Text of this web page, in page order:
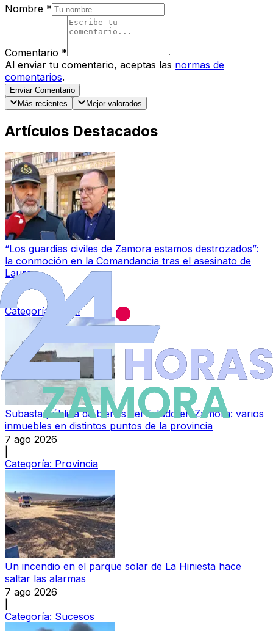
Nombre *
Comentario *
Al enviar tu comentario, aceptas las normas de
comentarios.
Enviar Comentario
Más recientes
Mejor valorados
Artículos Destacados
“Los guardias civiles de Zamora estamos destrozados”:
la conmoción en la Comandancia tras el asesinato de
Laura
7 ago 2026
Categoría:
Local
Subasta pública de bienes del Estado en Zamora: varios
inmuebles en distintos puntos de la provincia
7 ago 2026
Categoría: Provincia
Un incendio en el parque solar de La Hiniesta hace
saltar las alarmas
7 ago 2026
Categoría: Sucesos